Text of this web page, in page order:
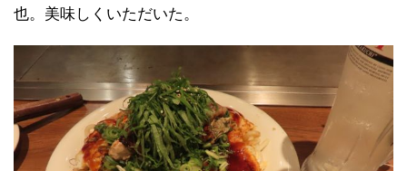
也。美味しくいただいた。